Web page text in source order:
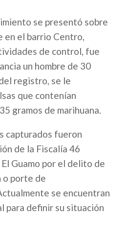
se presentó sobre
en el barrio Centro,
de control, fue
un hombre de 30
registro, se le
que contenían
gramos de marihuana.
capturados fueron
de la Fiscalía 46
Guamo por el delito de
o porte de
se encuentran
para definir su situación